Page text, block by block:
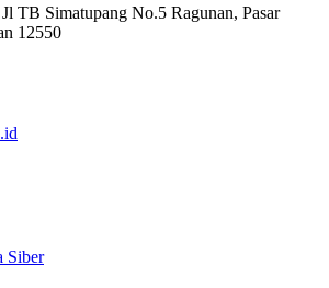
TB Simatupang No.5 Ragunan, Pasar
12550
Siber